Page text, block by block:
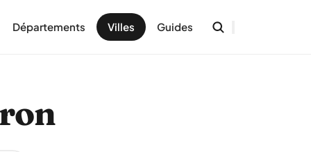
Départements Villes Guides